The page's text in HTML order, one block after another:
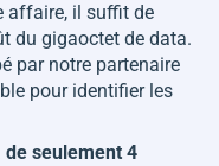
affaire, il suffit de
du gigaoctet de data.
par notre partenaire
pour identifier les
de seulement 4